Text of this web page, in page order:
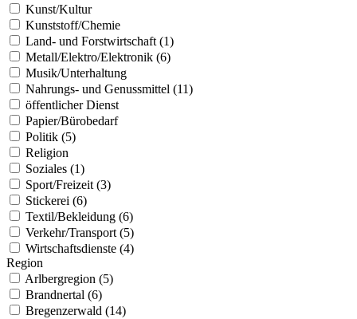
Kunst/Kultur
Kunststoff/Chemie
Land- und Forstwirtschaft (1)
Metall/Elektro/Elektronik (6)
Musik/Unterhaltung
Nahrungs- und Genussmittel (11)
öffentlicher Dienst
Papier/Bürobedarf
Politik (5)
Religion
Soziales (1)
Sport/Freizeit (3)
Stickerei (6)
Textil/Bekleidung (6)
Verkehr/Transport (5)
Wirtschaftsdienste (4)
Region
Arlbergregion (5)
Brandnertal (6)
Bregenzerwald (14)